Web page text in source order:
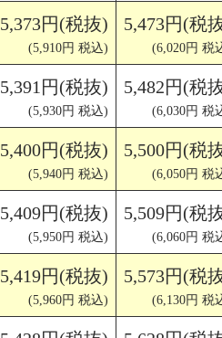
5,373円(税抜)
(5,910円 税込)
5,473円(税
(6,020円 税
5,391円(税抜)
(5,930円 税込)
5,482円(税
(6,030円 税
5,400円(税抜)
(5,940円 税込)
5,500円(税
(6,050円 税
5,409円(税抜)
(5,950円 税込)
5,509円(税
(6,060円 税
5,419円(税抜)
(5,960円 税込)
5,573円(税
(6,130円 税